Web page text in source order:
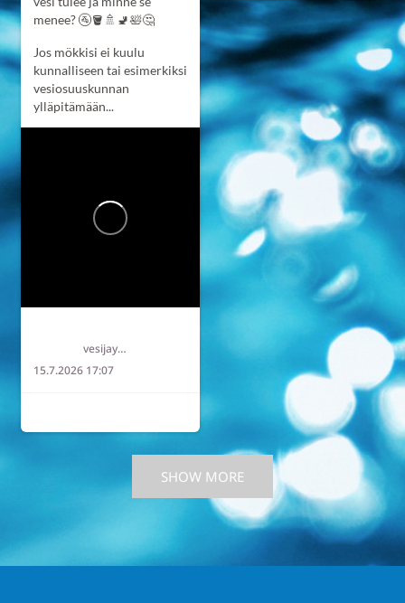
menee? 🚰🪣🚿🚽🛀🤔
Jos mökkisi ei kuulu
kunnalliseen tai esimerkiksi
vesiosuuskunnan
ylläpitämään...
vesijaymparisto
15.7.2026 17:07
SHOW MORE